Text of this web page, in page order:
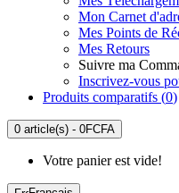
Mon Carnet
Mes Points de
Mes Retours
Suivre ma
Inscrivez-vous
Produits comparatifs (0)
0 article(s) - 0FCFA
Votre panier est vide!